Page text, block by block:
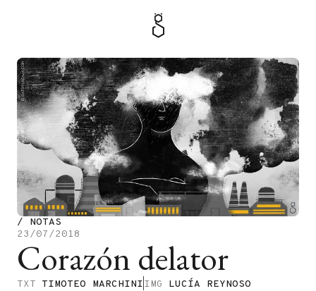
/ NOTAS
23/07/2018
Corazón delator
TXT TIMOTEO MARCHINIIMG LUCÍA REYNOSO